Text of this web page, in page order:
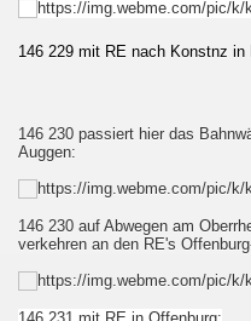
146 229 mit RE nach Konstnz in
146 230 passiert hier das
Auggen:
146 230 auf Abwegen am
verkehren an den RE's